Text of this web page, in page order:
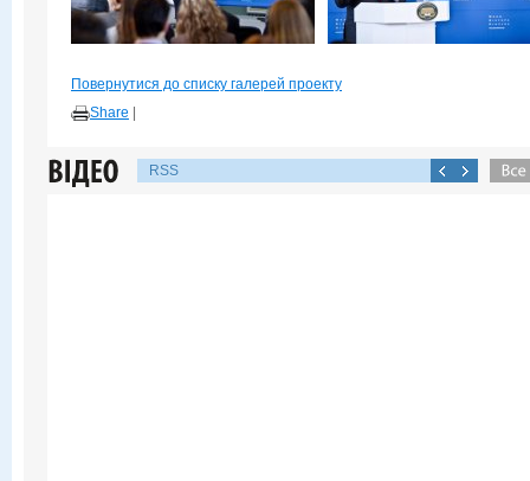
Повернутися до списку галерей проекту
Share
RSS